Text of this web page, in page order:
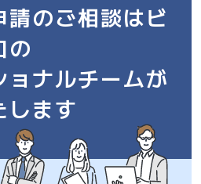
のご相談はビ
の
ョナルチームが
します